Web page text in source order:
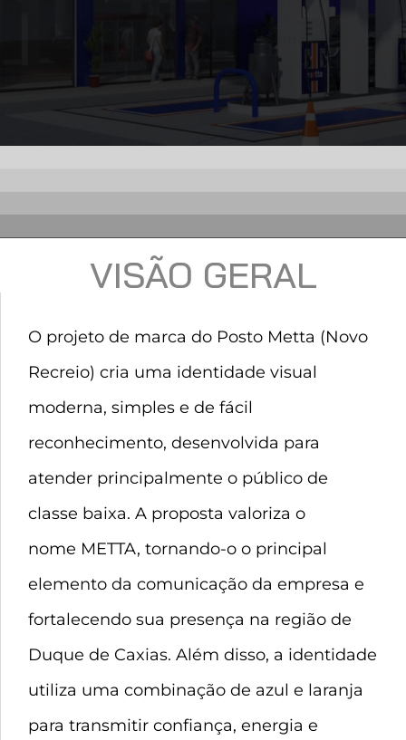
VISÃO GERAL
O projeto de marca do Posto Metta (Novo
Recreio) cria uma identidade visual
moderna, simples e de fácil
reconhecimento, desenvolvida para
atender principalmente o público de
classe baixa. A proposta valoriza o
nome METTA, tornando-o o principal
elemento da comunicação da empresa e
fortalecendo sua presença na região de
Duque de Caxias. Além disso, a identidade
utiliza uma combinação de azul e laranja
para transmitir confiança, energia e